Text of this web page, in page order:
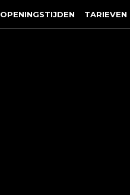
OPENINGSTIJDEN TARIEVEN